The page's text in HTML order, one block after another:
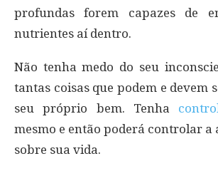
profundas forem capazes de
nutrientes aí dentro.
Não tenha medo do seu
tantas coisas que podem e devem
seu próprio bem. Tenha
mesmo e então poderá controlar a
sobre sua vida.